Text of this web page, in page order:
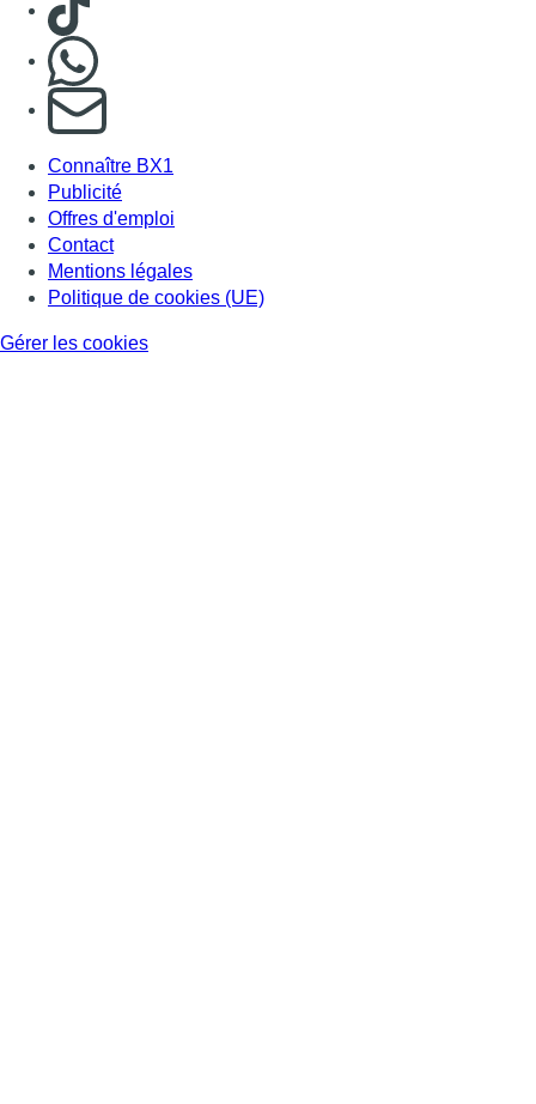
S'abonner à notre newsletter
Connaître BX1
Publicité
Offres d'emploi
Contact
Mentions légales
Politique de cookies (UE)
Gérer les cookies